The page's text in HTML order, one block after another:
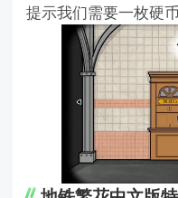
提示我们需要一枚硬币